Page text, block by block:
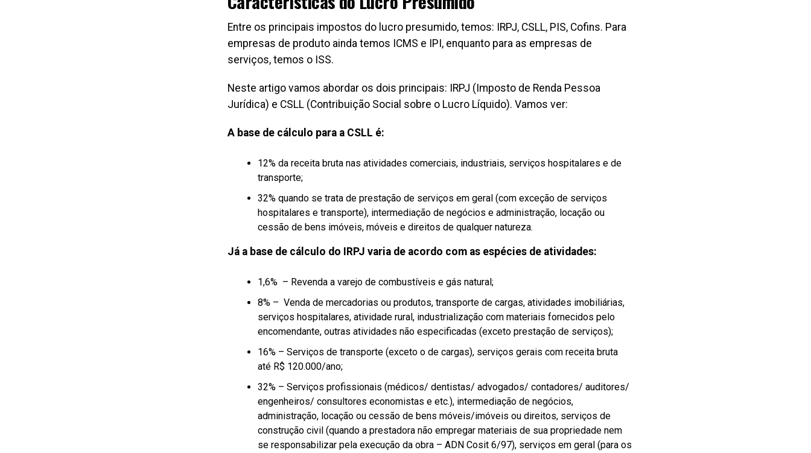
Entre os principais impostos do lucro presumido, temos: IRPJ, CSLL, PIS, Cofins. Para
empresas de produto ainda temos ICMS e IPI, enquanto para as empresas de
serviços, temos o ISS.
Neste artigo vamos abordar os dois principais: IRPJ (Imposto de Renda Pessoa
Jurídica) e CSLL (Contribuição Social sobre o Lucro Líquido). Vamos ver:
A base de cálculo para a CSLL é:
12% da receita bruta nas atividades comerciais, industriais, serviços hospitalares e de
transporte;
32% quando se trata de prestação de serviços em geral (com exceção de serviços
hospitalares e transporte), intermediação de negócios e administração, locação ou
cessão de bens imóveis, móveis e direitos de qualquer natureza.
Já a base de cálculo do IRPJ varia de acordo com as espécies de atividades:
1,6% – Revenda a varejo de combustíveis e gás natural;
8% – Venda de mercadorias ou produtos, transporte de cargas, atividades imobiliárias,
serviços hospitalares, atividade rural, industrialização com materiais fornecidos pelo
encomendante, outras atividades não especificadas (exceto prestação de serviços);
16% – Serviços de transporte (exceto o de cargas), serviços gerais com receita bruta
até R$ 120.000/ano;
32% – Serviços profissionais (médicos/ dentistas/ advogados/ contadores/ auditores/
engenheiros/ consultores economistas e etc.), intermediação de negócios,
administração, locação ou cessão de bens móveis/imóveis ou direitos, serviços de
construção civil (quando a prestadora não empregar materiais de sua propriedade nem
se responsabilizar pela execução da obra – ADN Cosit 6/97), serviços em geral (para os